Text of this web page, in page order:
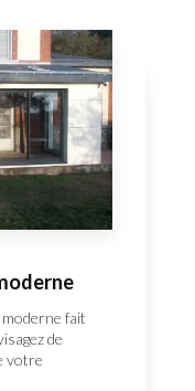
moderne fait
de
votre